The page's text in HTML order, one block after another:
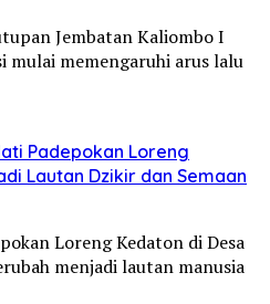
Jembatan Kaliombo I
mulai memengaruhi arus lalu
Padepokan Loreng
Lautan Dzikir dan Semaan
Loreng Kedaton di Desa
menjadi lautan manusia